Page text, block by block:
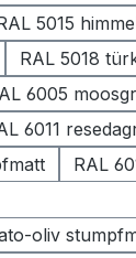
5015
RAL 5018
6005
6011
RAL
oliv